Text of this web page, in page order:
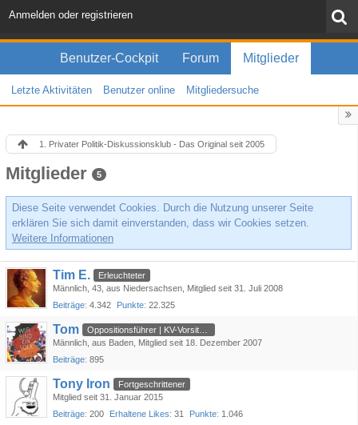
Anmelden oder registrieren
Benutzer-Cockpit Forum Mitglieder
Letzte Aktivitäten Benutzer online Mitgliedersuche
1. Privater Politik-Diskussionsklub - Das Original seit 2005
Mitglieder 5
Diese Seite verwendet Cookies. Durch die Nutzung unserer Seite
erklären Sie sich damit einverstanden, dass wir Cookies setzen.
Weitere Informationen
Tim E.
Erleuchteter
Männlich 43 aus Niedersachsen Mitglied seit 31. Juli 2008
Beiträge 4.342 Punkte 22.325
Tom
Männlich aus Baden Mitglied seit 18. Dezember 2007
Beiträge 895
Tony Iron
Fortgeschrittener
Mitglied seit 31. Januar 2015
Beiträge 200 Erhaltene Likes 31 Punkte 1.046